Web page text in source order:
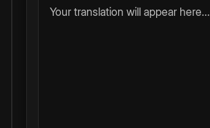
Your translation will appear here...